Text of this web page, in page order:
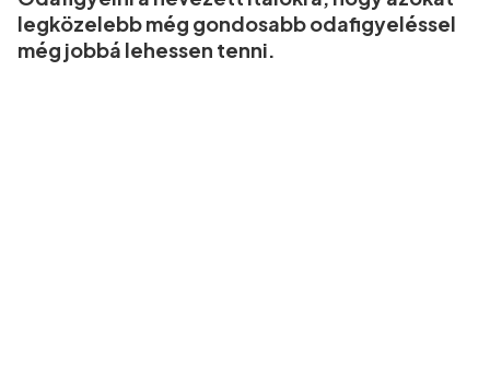
legközelebb még gondosabb odafigyeléssel
még jobbá lehessen tenni.